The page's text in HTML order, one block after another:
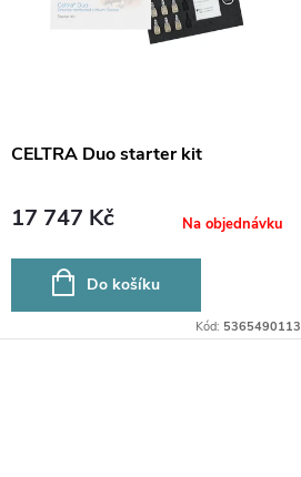
CELTRA Duo starter kit
17 747 Kč Na objednávku
Do košíku
Kód: 5365490113